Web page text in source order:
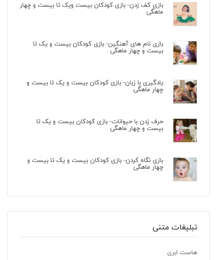
بازی کف زدن- بازی کودکان بیست ویک تا بیست و چهار
ماهگی
بازی نام های آهنگین- بازی کودکان بیست و یک تا
بیست و چهار ماهگی
یادگیری با زبان- بازی کودکان بیست و یک تا بیست و
چهار ماهگی
حرف زدن با حیوانات- بازی کودکان بیست و یک تا
بیست و چهار ماهگی
بازی نگاه کردن- بازی کودکان بیست و یک تا بیست و
چهار ماهگی
تبلیغات متنی
هاست ابری